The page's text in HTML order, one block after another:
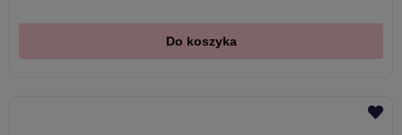
Do koszyka